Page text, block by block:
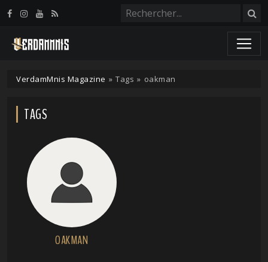
VerdamMnis Magazine » Tags » oakman
TAGS
OAKMAN
Panneau de gestion des cookies